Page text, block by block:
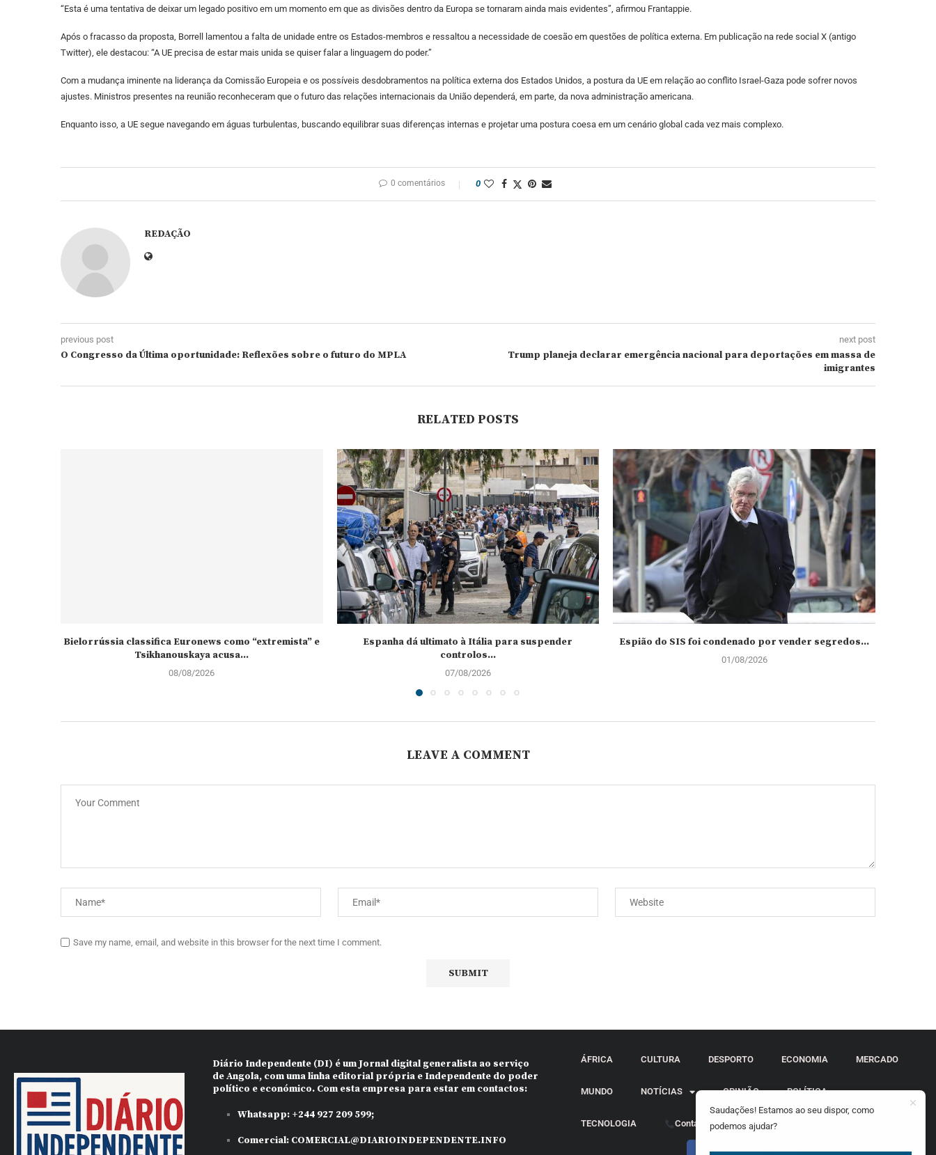
“Esta é uma tentativa de deixar um legado positivo em um momento em que as divisões dentro da Europa se tornaram ainda mais evidentes”, afirmou Frantappie.
Após o fracasso da proposta, Borrell lamentou a falta de unidade entre os Estados-membros e ressaltou a necessidade de coesão em questões de política externa. Em publicação na rede social X (antigo
Twitter), ele destacou: “A UE precisa de estar mais unida se quiser falar a linguagem do poder.”
Com a mudança iminente na liderança da Comissão Europeia e os possíveis desdobramentos na política externa dos Estados Unidos, a postura da UE em relação ao conflito Israel-Gaza pode sofrer novos
ajustes. Ministros presentes na reunião reconheceram que o futuro das relações internacionais da União dependerá, em parte, da nova administração americana.
Enquanto isso, a UE segue navegando em águas turbulentas, buscando equilibrar suas diferenças internas e projetar uma postura coesa em um cenário global cada vez mais complexo.
0 comentários 0
REDAÇÃO
previous post
O Congresso da Última oportunidade: Reflexões sobre o futuro do MPLA
next post
Trump planeja declarar emergência nacional para deportações em massa de
imigrantes
RELATED POSTS
Bielorrússia classifica Euronews como “extremista” e
Tsikhanouskaya acusa...
08/08/2026
Espanha dá ultimato à Itália para suspender
controlos...
07/08/2026
Espião do SIS foi condenado por vender segredos...
01/08/2026
LEAVE A COMMENT
Save my name, email, and website in this browser for the next time I comment.
Diário Independente (DI) é um Jornal digital generalista ao serviço
de Angola, com uma linha editorial própria e Independente do poder
político e económico. Com esta empresa para estar em contactos:
Whatsapp:+244 927 209 599;
Comercial: COMERCIAL@DIARIOINDEPENDENTE.INFO
ÁFRICA CULTURA DESPORTO ECONOMIA MERCADO
MUNDO NOTÍCIAS OPINIÃO POLÍTICA
TECNOLOGIA Contactos
Saudações! Estamos ao seu dispor, como
podemos ajudar?